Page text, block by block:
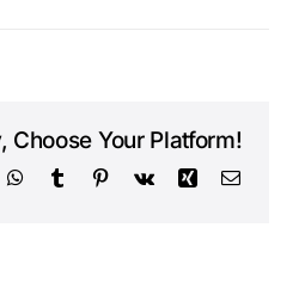
Choose Your Platform!
WhatsApp
TumblrPinterest
Vk Xing Courriel